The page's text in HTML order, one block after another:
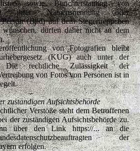
sowie Berichterstattung von
ihrer Namensnennung oder
(Bild) auf dem Siegertreppchen
dürfen daher nicht an dem
von Fotografien bleibt
(KUG) auch unter der
Die rechtliche Zulässigkeit der
von Fotos von Personen ist in
zuständigen Aufsichtsbehörde
Verstöße steht dem Betroffenen
der zuständigen Aufsichtsbehörde zu.
über den Link https://... an die
der
erfolgen.